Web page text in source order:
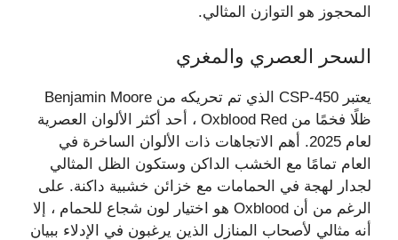
المحجوز هو التوازن المثالي.
السحر العصري والمغري
يعتبر CSP-450 الذي تم تحريكه من Benjamin Moore
ظلًا فخمًا من Oxblood Red ، أحد أكثر الألوان العصرية
لعام 2025. أهم الاتجاهات ذات الألوان الساخرة في
العام تمامًا مع الخشب الداكن وستكون الظل المثالي
لجدار لهجة في الحمامات مع خزائن خشبية داكنة. على
الرغم من أن Oxblood هو اختيار لون شجاع للحمام ، إلا
أنه مثالي لأصحاب المنازل الذين يرغبون في الإدلاء ببيان